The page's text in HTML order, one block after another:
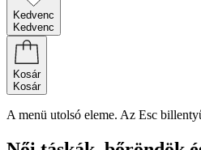
Kedvenc
Kedvenc
Kosár
Kosár
A menü utolsó eleme. Az Esc